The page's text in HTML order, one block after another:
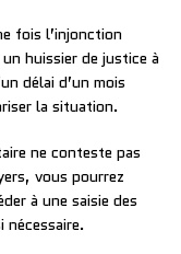
fois l’injonction
huissier de justice à
délai d’un mois
la situation.
ne conteste pas
vous pourrez
à une saisie des
nécessaire.